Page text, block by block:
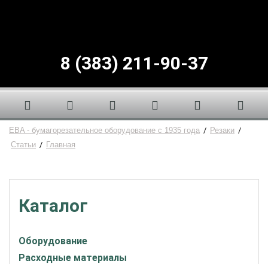
8 (383) 211-90-37
EBA - бумагорезательное оборудование с 1935 года / Резаки /
Статьи / Главная
Каталог
Оборудование
Расходные материалы